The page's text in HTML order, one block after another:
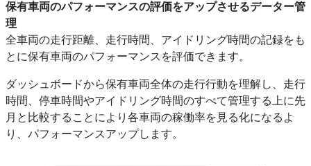
保有車両のパフォーマンスの評価をアップさせるデーター管
理
全車両の走行距離、走行時間、アイドリング時間の記録をも
とに保有車両のパフォーマンスを評価できます。
ダッシュボードから保有車両全体の走行行動を理解し、走行
時間、停車時間やアイドリング時間のすべて管理する上に先
月と比較することにより各車両の稼働率を見る化になるよ
り、 パフォーマンスアップします。